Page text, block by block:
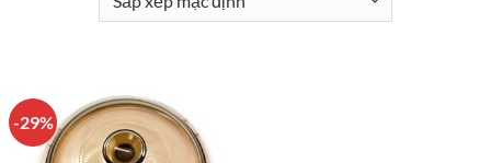
-29%